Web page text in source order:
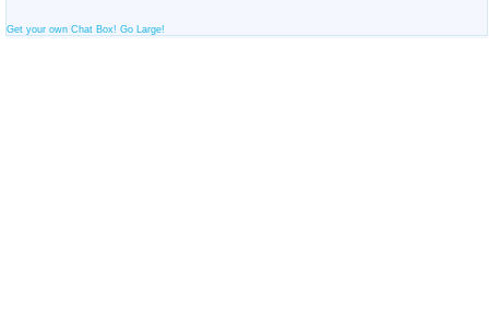
Get your own Chat Box! Go Large!